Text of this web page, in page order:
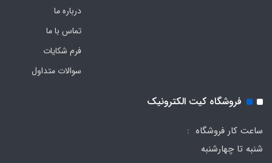
درباره ما
تماس با ما
فرم‌ شکایات
سوالات متداول
فروشگاه کیت الکترونیک
ساعت کار فروشگاه :
شنبه تا چهارشنبه